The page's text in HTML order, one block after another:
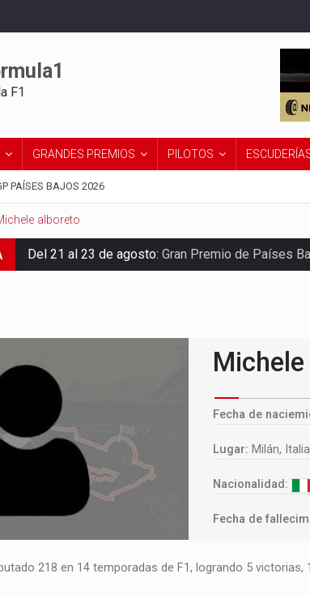
F1
GRANDES PREMIOS PILOTOS
PAÍSES BAJOS 2026
alboreto
Del 21 al 23 de agosto: Gran Premio de Países
Fecha de
Lugar: Milán, Italia
Nacionalidad:
Fecha de
218 en 14 temporadas de F1, logrando 5